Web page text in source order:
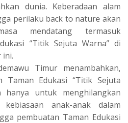
dunia. Keberadaan alam
perilaku back to nature akan
mendatang termasuk
“Titik Sejuta Warna” di
ini.
Timur menambahkan,
Taman Edukasi “Titik Sejuta
untuk menghilangkan
anak-anak dalam
pembuatan Taman Edukasi